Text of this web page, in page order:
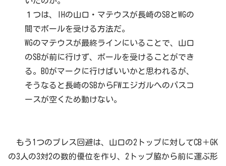
１つは、IHの山口・マテウスが長崎のSBとWGの
間でボールを受ける方法だ。
WGのマテウスが最終ラインにいることで、山口
のSBが前に行けず、ボールを受けることができ
る。BOがマークに行けばいいかと思われるが、
そうなると長崎のSBからFWエジガルへのパスコ
ースが空くため動けない。
もう1つのプレス回避は、山口の2トップに対してCB＋GK
の3人の3対2の数的優位を作り、2トップ脇から前に運ぶ形